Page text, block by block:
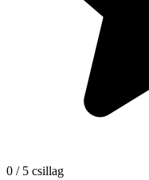
0 / 5 csillag